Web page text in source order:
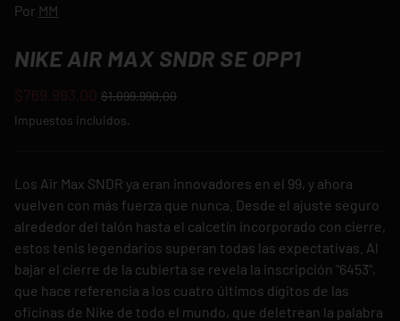
Por MM
NIKE AIR MAX SNDR SE OPP1
$769.993,00 $1.099.990,00
Impuestos incluidos.
Los Air Max SNDR ya eran innovadores en el 99, y ahora
vuelven con más fuerza que nunca. Desde el ajuste seguro
alrededor del talón hasta el calcetín incorporado con cierre,
estos tenis legendarios superan todas las expectativas. Al
bajar el cierre de la cubierta se revela la inscripción "6453",
que hace referencia a los cuatro últimos dígitos de las
oficinas de Nike de todo el mundo, que deletrean la palabra